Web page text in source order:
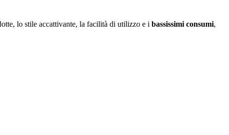
lo stile accattivante, la facilità di utilizzo e i bassissimi consumi,